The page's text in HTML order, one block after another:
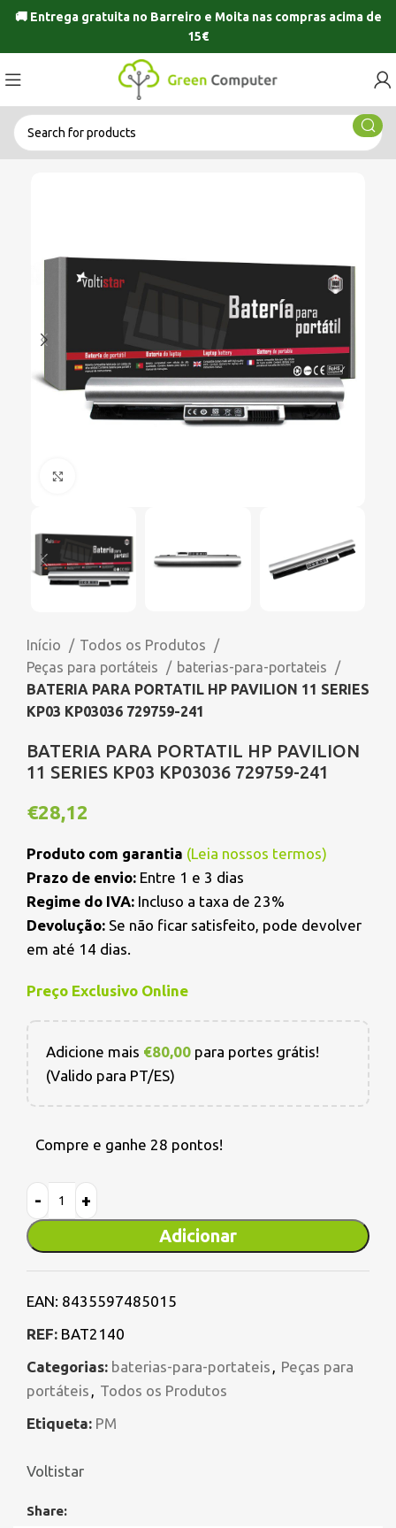
🚚 Entrega gratuita no Barreiro e Moitanas compras acima de
15€
Início
Todos os Produtos
Peças para portáteis
baterias-para-portateis
BATERIA PARA PORTATIL HP PAVILION 11 SERIES
KP03 KP03036 729759-241
BATERIA PARA PORTATIL HP PAVILION
11 SERIES KP03 KP03036 729759-241
€28,12
Produto com garantia (Leia nossos termos)
Prazo de envio: Entre 1 e 3 dias
Regime do IVA: Incluso a taxa de 23%
Devolução: Se não ficar satisfeito, pode devolver
em até 14 dias.
Preço Exclusivo Online
Adicione mais €80,00 para portes grátis!
(Valido para PT/ES)
Compre e ganhe 28 pontos!
Adicionar
EAN: 8435597485015
REF: BAT2140
Categorias: baterias-para-portateis , Peças para
portáteis , Todos os Produtos
Etiqueta: PM
Voltistar
Share: